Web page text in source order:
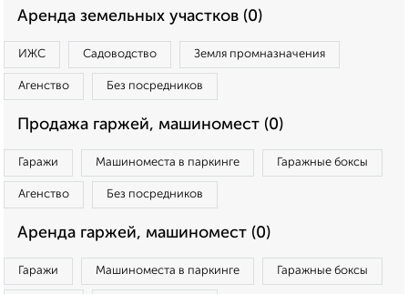
Аренда земельных участков (0)
ИЖС Садоводство Земля промназначения
Агенство Без посредников
Продажа гаржей, машиномест (0)
Гаражи Машиноместа в паркинге Гаражные боксы
Агенство Без посредников
Аренда гаржей, машиномест (0)
Гаражи Машиноместа в паркинге Гаражные боксы